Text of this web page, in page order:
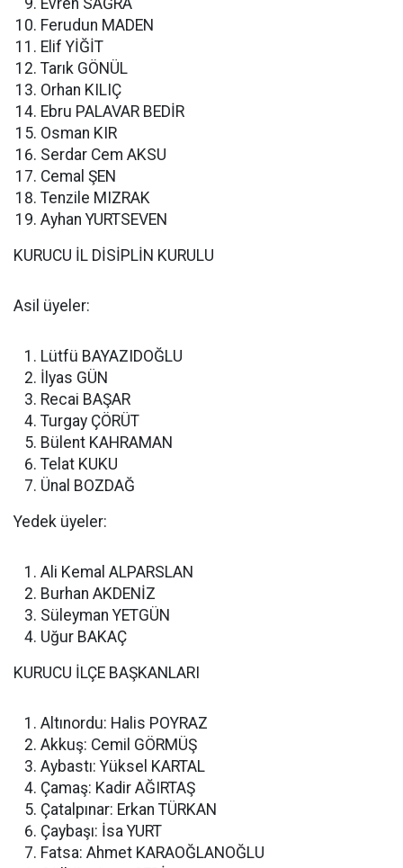
Evren SAĞRA
Ferudun MADEN
Elif YİĞİT
Tarık GÖNÜL
Orhan KILIÇ
Ebru PALAVAR BEDİR
Osman KIR
Serdar Cem AKSU
Cemal ŞEN
Tenzile MIZRAK
Ayhan YURTSEVEN
KURUCU İL DİSİPLİN KURULU
Asil üyeler:
Lütfü BAYAZIDOĞLU
İlyas GÜN
Recai BAŞAR
Turgay ÇÖRÜT
Bülent KAHRAMAN
Telat KUKU
Ünal BOZDAĞ
Yedek üyeler:
Ali Kemal ALPARSLAN
Burhan AKDENİZ
Süleyman YETGÜN
Uğur BAKAÇ
KURUCU İLÇE BAŞKANLARI
Altınordu: Halis POYRAZ
Akkuş: Cemil GÖRMÜŞ
Aybastı: Yüksel KARTAL
Çamaş: Kadir AĞIRTAŞ
Çatalpınar: Erkan TÜRKAN
Çaybaşı: İsa YURT
Fatsa: Ahmet KARAOĞLANOĞLU